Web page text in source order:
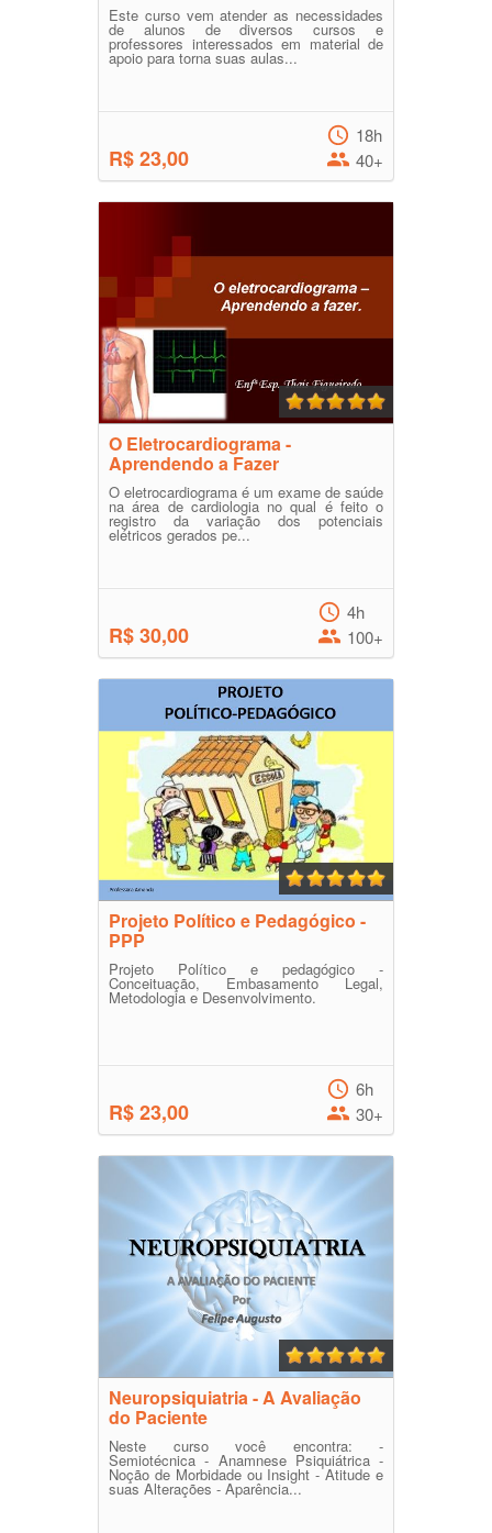
Este curso vem atender as necessidades
de alunos de diversos cursos e
professores interessados em material de
apoio para torna suas aulas...
R$ 23,00
18h
40+
O Eletrocardiograma -
Aprendendo a Fazer
O eletrocardiograma é um exame de saúde
na área de cardiologia no qual é feito o
registro da variação dos potenciais
elétricos gerados pe...
R$ 30,00
4h
100+
Projeto Político e Pedagógico -
PPP
Projeto Político e pedagógico -
Conceituação, Embasamento Legal,
Metodologia e Desenvolvimento.
R$ 23,00
6h
30+
Neuropsiquiatria - A Avaliação
do Paciente
Neste curso você encontra: -
Semiotécnica - Anamnese Psiquiátrica -
Noção de Morbidade ou Insight - Atitude e
suas Alterações - Aparência...